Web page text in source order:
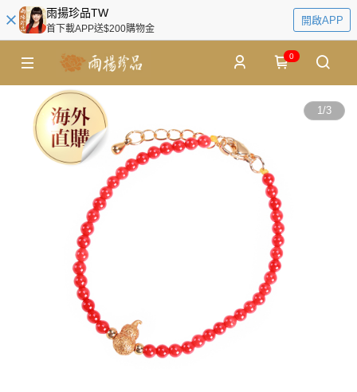
雨揚珍品TW
首下載APP送$200購物金
開啟APP
0
1/3